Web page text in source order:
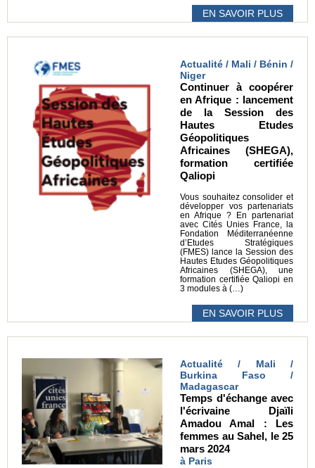
EN SAVOIR PLUS
Actualité / Mali / Bénin /
Niger
Continuer à coopérer
en Afrique : lancement
de la Session des
Hautes Etudes
Géopolitiques
Africaines (SHEGA),
formation certifiée
Qaliopi
Vous souhaitez consolider et
développer vos partenariats
en Afrique ? En partenariat
avec Cités Unies France, la
Fondation Méditerranéenne
d’Etudes Stratégiques
(FMES) lance la Session des
Hautes Etudes Géopolitiques
Africaines (SHEGA), une
formation certifiée Qaliopi en
3 modules à (…)
EN SAVOIR PLUS
Actualité / Mali /
Burkina Faso /
Madagascar
Temps d'échange avec
l'écrivaine Djaïli
Amadou Amal : Les
femmes au Sahel, le 25
mars 2024
à Paris